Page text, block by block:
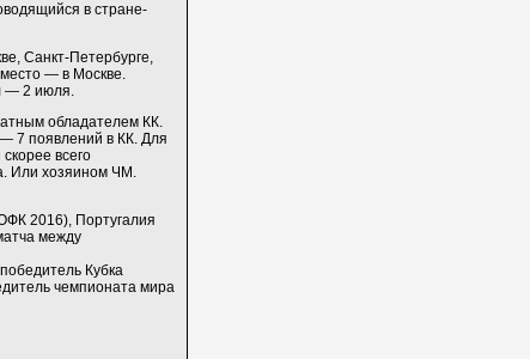
в стране-
Санкт-Петербурге,
— в Москве.
— 2 июля.
обладателем КК.
7 появлений в КК. Для
всего
Или хозяином ЧМ.
2016), Португалия
между
Кубка
чемпионата мира